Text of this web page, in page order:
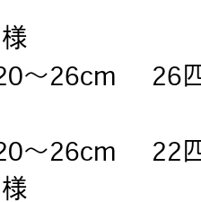
〜26cm 26
〜26cm 22